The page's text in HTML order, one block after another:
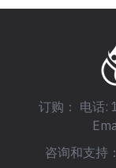
订购： 电话
咨询和支持